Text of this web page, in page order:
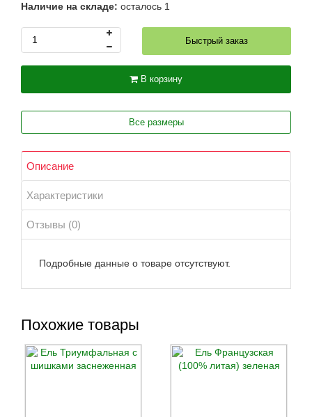
Наличие на складе: осталось 1
Быстрый заказ
В корзину
Все размеры
Описание
Характеристики
Отзывы (0)
Подробные данные о товаре отсутствуют.
Похожие товары